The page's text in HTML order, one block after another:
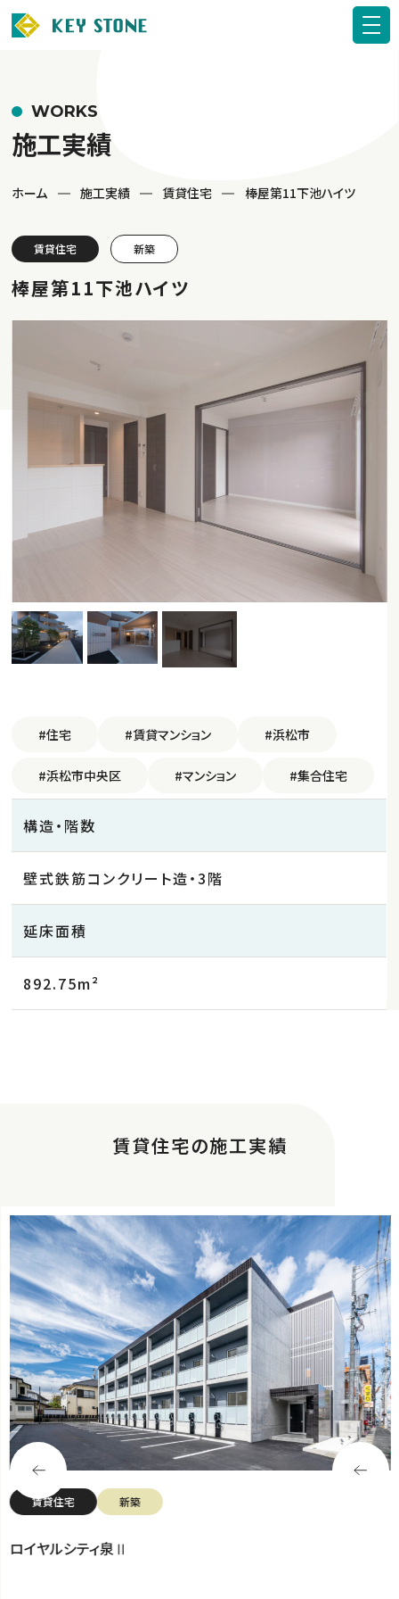
WORKS
施工実績
ホーム 施工実績 賃貸住宅 棒屋第11下池ハイツ
賃貸住宅 新築
棒屋第11下池ハイツ
構造・階数
壁式鉄筋コンクリート造・3階
延床面積
892.75m²
#住宅 #賃貸マンション #浜松市
#浜松市中央区 #マンション #集合住宅
賃貸住宅の施工実績
賃貸住宅 新築
ロイヤルシティ泉Ⅱ